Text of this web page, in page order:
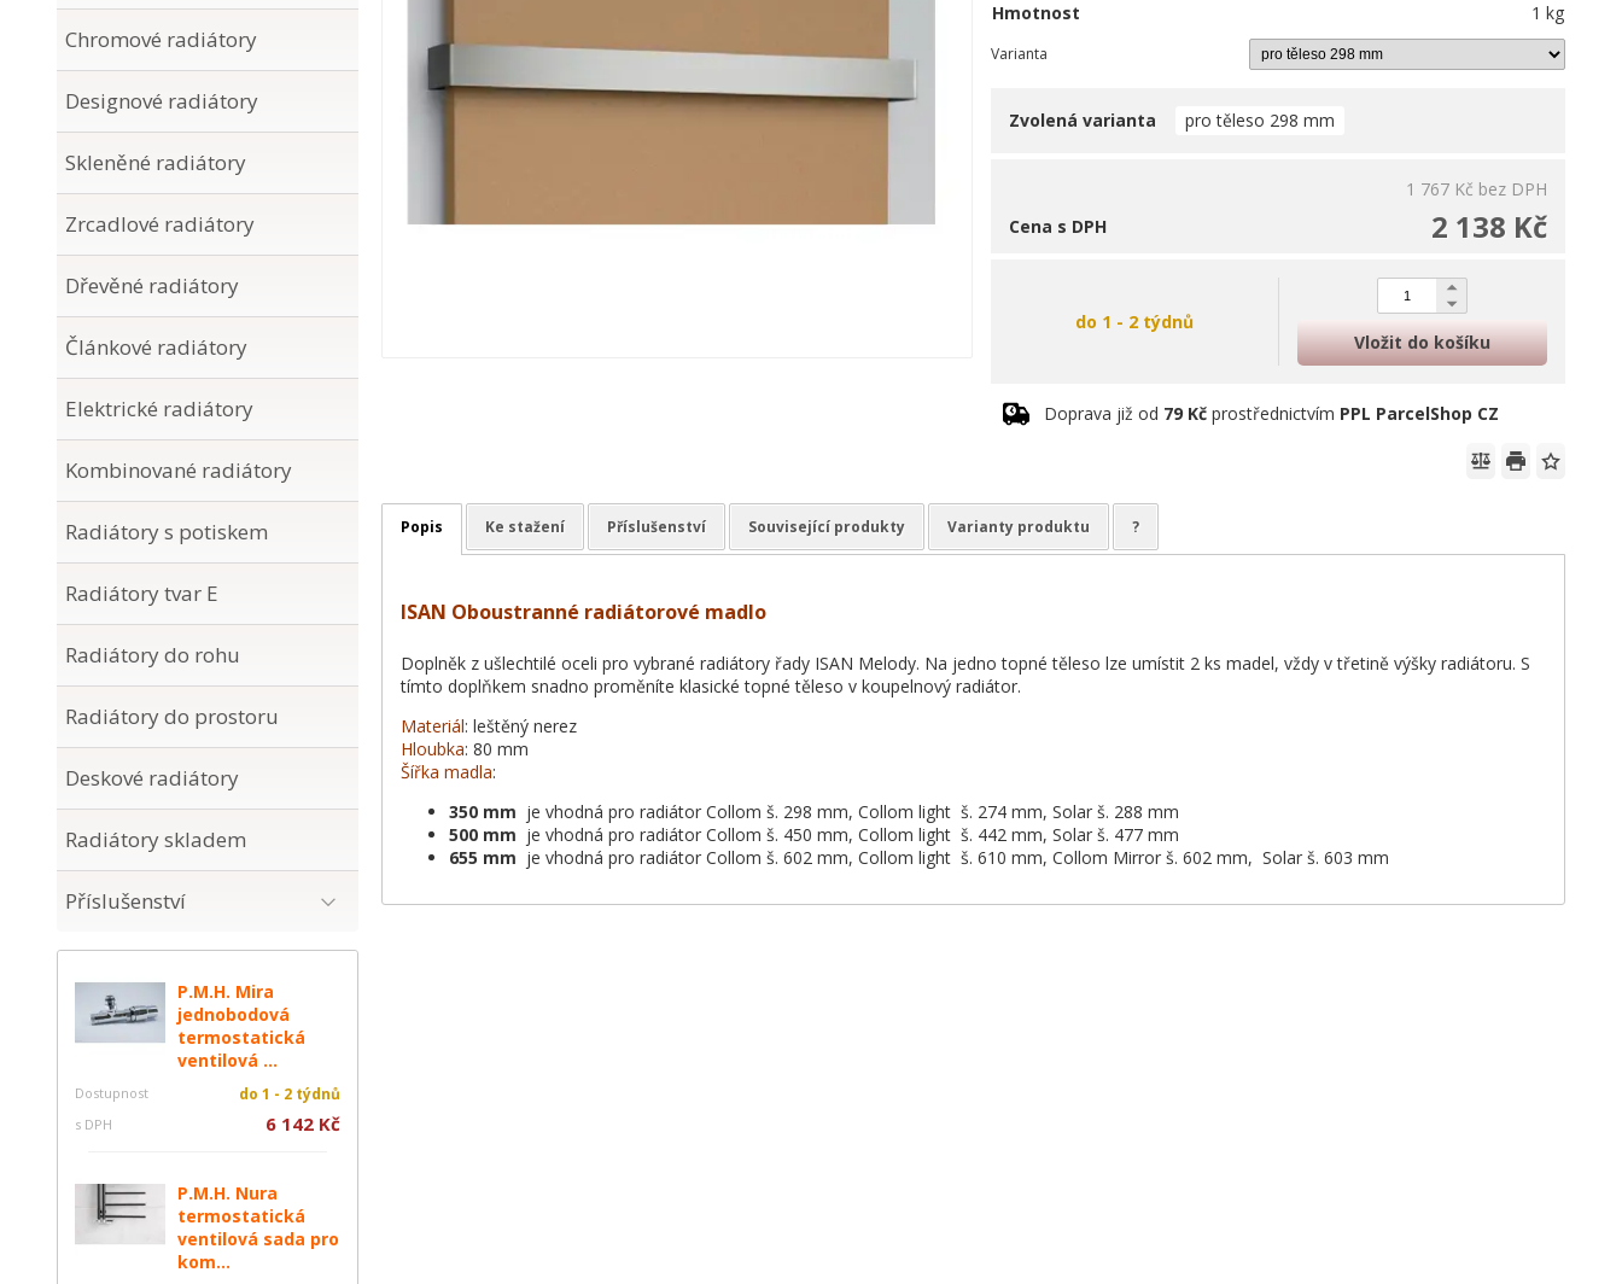
Chromové radiátory
Designové radiátory
Skleněné radiátory
Zrcadlové radiátory
Dřevěné radiátory
Článkové radiátory
Elektrické radiátory
Kombinované radiátory
Radiátory s potiskem
Radiátory tvar E
Radiátory do rohu
Radiátory do prostoru
Deskové radiátory
Radiátory skladem
Příslušenství
P.M.H. Mira
jednobodová
termostatická
ventilová ...
Dostupnost do 1 - 2 týdnů
s DPH 6 142 Kč
P.M.H. Nura
termostatická
ventilová sada pro
kom...
Hmotnost
1 kg
Varianta
Zvolená varianta pro těleso 298 mm
1 767 Kč bez DPH
2 138 Kč
Cena s DPH
do 1 - 2 týdnů
Vložit do košíku
Doprava již od 79 Kč prostřednictvím PPL ParcelShop CZ
Popis Ke stažení Příslušenství Související produkty Varianty produktu ?
ISAN Oboustranné radiátorové madlo
Doplněk z ušlechtilé oceli pro vybrané radiátory řady ISAN Melody. Na jedno topné těleso lze umístit 2 ks madel, vždy v třetině výšky radiátoru. S
tímto doplňkem snadno proměníte klasické topné těleso v koupelnový radiátor.
Materiál: leštěný nerez
Hloubka: 80 mm
Šířka madla:
350 mm je vhodná pro radiátor Collom š. 298 mm, Collom light š. 274 mm, Solar š. 288 mm
500 mm je vhodná pro radiátor Collom š. 450 mm, Collom light š. 442 mm, Solar š. 477 mm
655 mm je vhodná pro radiátor Collom š. 602 mm, Collom light š. 610 mm, Collom Mirror š. 602 mm, Solar š. 603 mm